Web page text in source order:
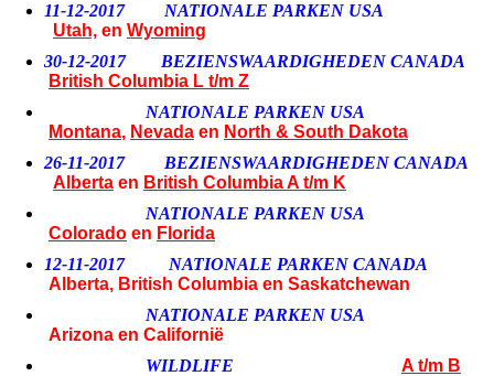
11-12-2017 NATIONALE PARKEN USA
Utah, en Wyoming
30-12-2017 BEZIENSWAARDIGHEDEN CANADA
British Columbia L t/m Z
NATIONALE PARKEN USA
Montana, Nevada en North & South Dakota
26-11-2017 BEZIENSWAARDIGHEDEN CANADA
Alberta en British Columbia A t/m K
NATIONALE PARKEN USA
Colorado en Florida
12-11-2017 NATIONALE PARKEN CANADA
Alberta, British Columbia en Saskatchewan
NATIONALE PARKEN USA
Arizona en Californië
WILDLIFE A t/m B